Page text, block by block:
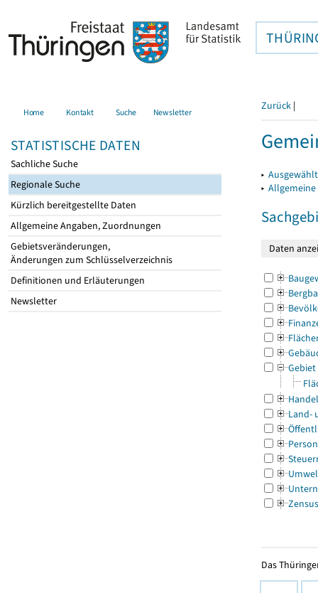
Home Kontakt Suche Newsletter
STATISTISCHE DATEN
Sachliche Suche
Regionale Suche
Kürzlich bereitgestellte Daten
Allgemeine Angaben, Zuordnungen
Gebietsveränderungen,
Änderungen zum Schlüsselverzeichnis
Definitionen und Erläuterungen
Newsletter
Zurück |
▸
▸
Gebiet
Land-
Zensus
Das